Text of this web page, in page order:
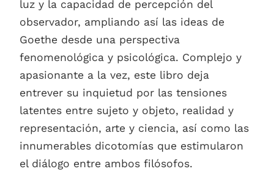
luz y la capacidad de percepción del
observador, ampliando así las ideas de
Goethe desde una perspectiva
fenomenológica y psicológica. Complejo y
apasionante a la vez, este libro deja
entrever su inquietud por las tensiones
latentes entre sujeto y objeto, realidad y
representación, arte y ciencia, así como las
innumerables dicotomías que estimularon
el diálogo entre ambos filósofos.